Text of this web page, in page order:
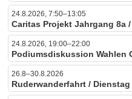
24.8.2026, 7:50–13:05
Caritas Projekt Jahrgang 8a /
24.8.2026, 19:00–22:00
Podiumsdiskussion Wahlen
26.8–30.8.2026
Ruderwanderfahrt / Dienstag